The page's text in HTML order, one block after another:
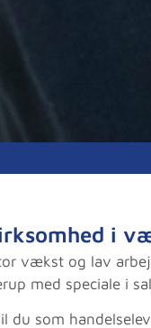
i
vækst og lav
med speciale i
du som